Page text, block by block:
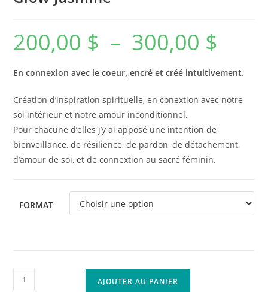
200,00 $ – 300,00 $
En connexion avec le coeur, encré et créé intuitivement.
Création d’inspiration spirituelle, en conextion avec notre
soi intérieur et notre amour inconditionnel.
Pour chacune d’elles j’y ai apposé une intention de
bienveillance, de résilience, de pardon, de détachement,
d’amour de soi, et de connextion au sacré féminin.
FORMAT
AJOUTER AU PANIER